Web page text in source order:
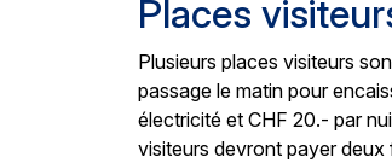
Places
Plusieurs places visiteurs
passage le matin pour
électricité et CHF 20.- par
visiteurs devront payer